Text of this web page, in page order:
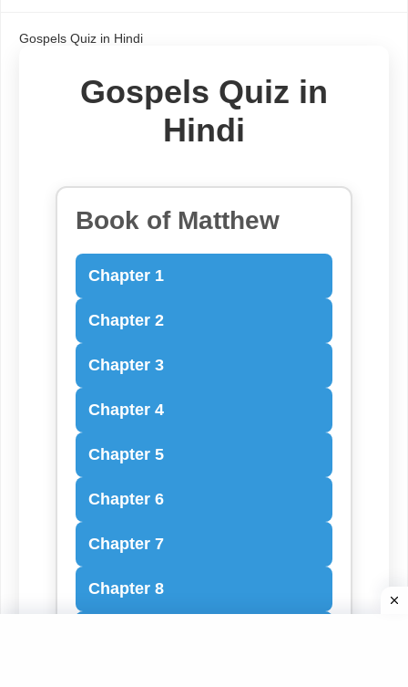
Gospels Quiz in Hindi
Gospels Quiz in
Hindi
Book of Matthew
Chapter 1
Chapter 2
Chapter 3
Chapter 4
Chapter 5
Chapter 6
Chapter 7
Chapter 8